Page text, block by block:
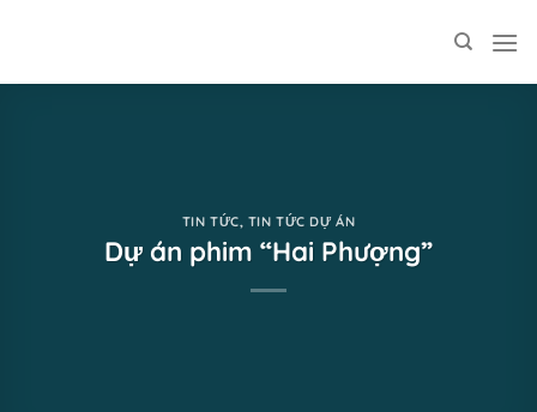
TIN TỨC, TIN TỨC DỰ ÁN
Dự án phim “Hai Phượng”